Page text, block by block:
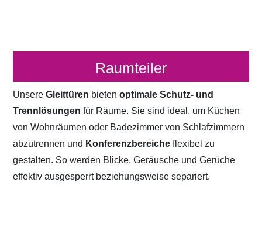
Raumteiler
UnsereGleittüren bietenoptimale Schutz- und
Trennlösungen für Räume. Sie sind ideal, um Küchen
von Wohnräumen oder Badezimmer von Schlafzimmern
abzutrennen und Konferenzbereicheflexibel zu
gestalten. So werden Blicke, Geräusche und Gerüche
effektiv ausgesperrt beziehungsweise separiert.